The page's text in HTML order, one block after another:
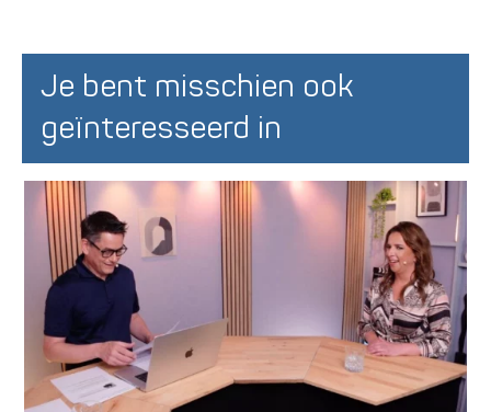
Je bent misschien ook
geïnteresseerd in